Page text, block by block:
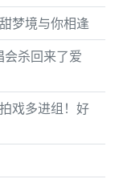
梦境与你相逢
杀回来了爱
戏多进组！好